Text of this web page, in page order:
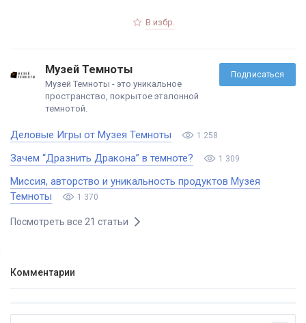
В избр.
Подписаться
Музей Темноты
Музей Темноты - это уникальное
пространство, покрытое эталонной
темнотой.
Деловые Игры от Музея Темноты 1 258
Зачем “Дразнить Дракона” в темноте? 1 309
Миссия, авторство и уникальность продуктов Музея
Темноты
1 370
Посмотреть все 21 статьи
Комментарии